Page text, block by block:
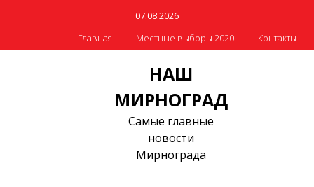
07.08.2026
Главная
Местные выборы 2020 Контакты
НАШ
МИРНОГРАД
Самые главные
новости
Мирнограда